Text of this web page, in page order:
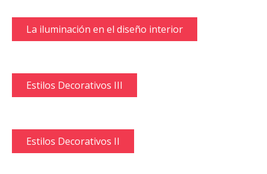
La iluminación en el diseño interior
Estilos Decorativos III
Estilos Decorativos II